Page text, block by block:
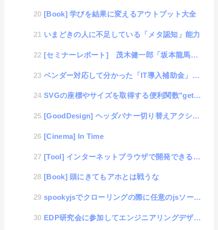
[Book] 学びを結果に変えるアウトプット大全
いまどきの人に不足している「メタ認知」能力
[セミナーレポート] 茂木健一郎「坂本龍馬に学ぶ"脳力"の鍛え方」
ベンダー対応して分かった「IT導入補助金」の実態
SVGの座標やサイズを取得する便利関数"getBoundingClientRect()"
[GoodDesign] ヘッダバナー切り替えアクション
[Cinema] In Time
[Tool] インターネットブラウザで開発できるWeb-IDE "Codiad"
[Book] 頭にきてもアホとは戦うな
spookyjsでクローリングの際に任意のjsソースを読み込む方法
EDP研究会に参加してエンジニアリングデザインについて少し学んだという話